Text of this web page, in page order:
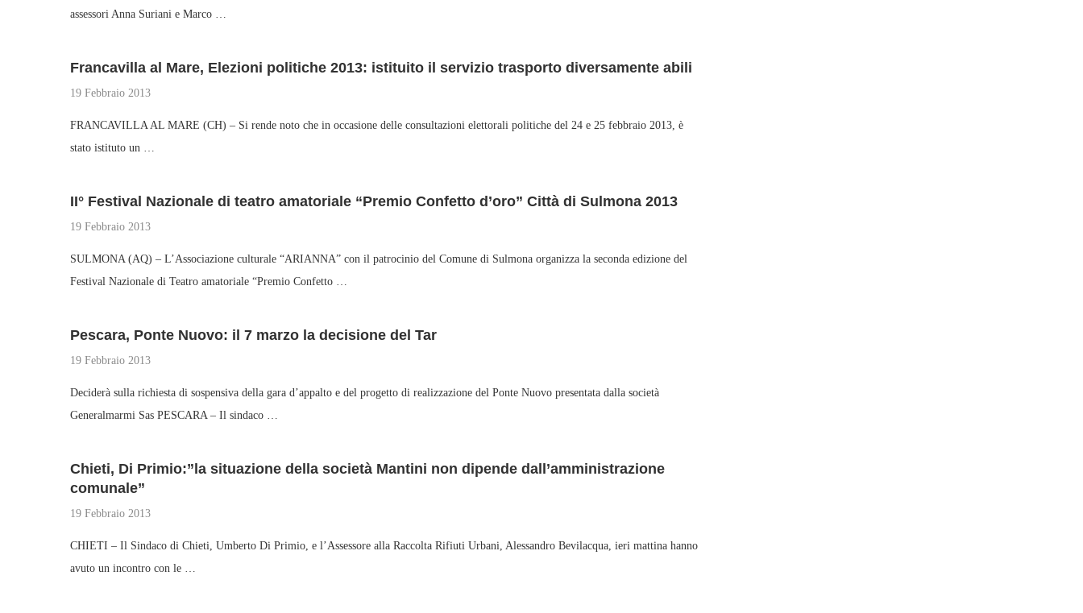
assessori Anna Suriani e Marco …
Francavilla al Mare, Elezioni politiche 2013: istituito il servizio trasporto diversamente abili
19 Febbraio 2013
FRANCAVILLA AL MARE (CH) – Si rende noto che in occasione delle consultazioni elettorali politiche del 24 e 25 febbraio 2013, è
stato istituto un …
II° Festival Nazionale di teatro amatoriale “Premio Confetto d’oro” Città di Sulmona 2013
19 Febbraio 2013
SULMONA (AQ) – L’Associazione culturale “ARIANNA” con il patrocinio del Comune di Sulmona organizza la seconda edizione del
Festival Nazionale di Teatro amatoriale “Premio Confetto …
Pescara, Ponte Nuovo: il 7 marzo la decisione del Tar
19 Febbraio 2013
Deciderà sulla richiesta di sospensiva della gara d’appalto e del progetto di realizzazione del Ponte Nuovo presentata dalla società
Generalmarmi Sas PESCARA – Il sindaco …
Chieti, Di Primio:”la situazione della società Mantini non dipende dall’amministrazione
comunale”
19 Febbraio 2013
CHIETI – Il Sindaco di Chieti, Umberto Di Primio, e l’Assessore alla Raccolta Rifiuti Urbani, Alessandro Bevilacqua, ieri mattina hanno
avuto un incontro con le …